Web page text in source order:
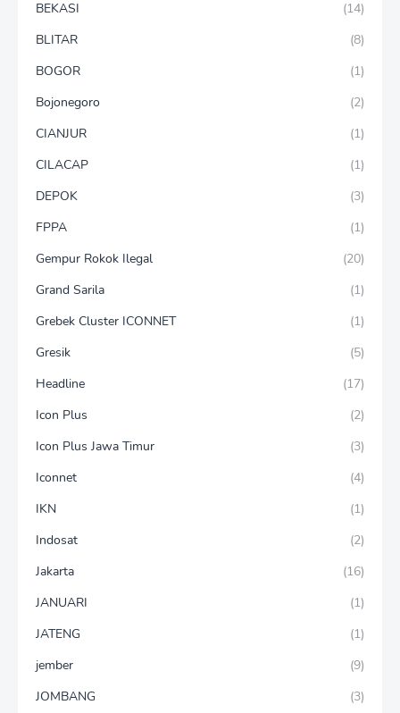
BEKASI
(14)
BLITAR
(8)
BOGOR
(1)
Bojonegoro
(2)
CIANJUR
(1)
CILACAP
(1)
DEPOK
(3)
FPPA
(1)
Gempur Rokok Ilegal
(20)
Grand Sarila
(1)
Grebek Cluster ICONNET
(1)
Gresik
(5)
Headline
(17)
Icon Plus
(2)
Icon Plus Jawa Timur
(3)
Iconnet
(4)
IKN
(1)
Indosat
(2)
Jakarta
(16)
JANUARI
(1)
JATENG
(1)
jember
(9)
JOMBANG
(3)